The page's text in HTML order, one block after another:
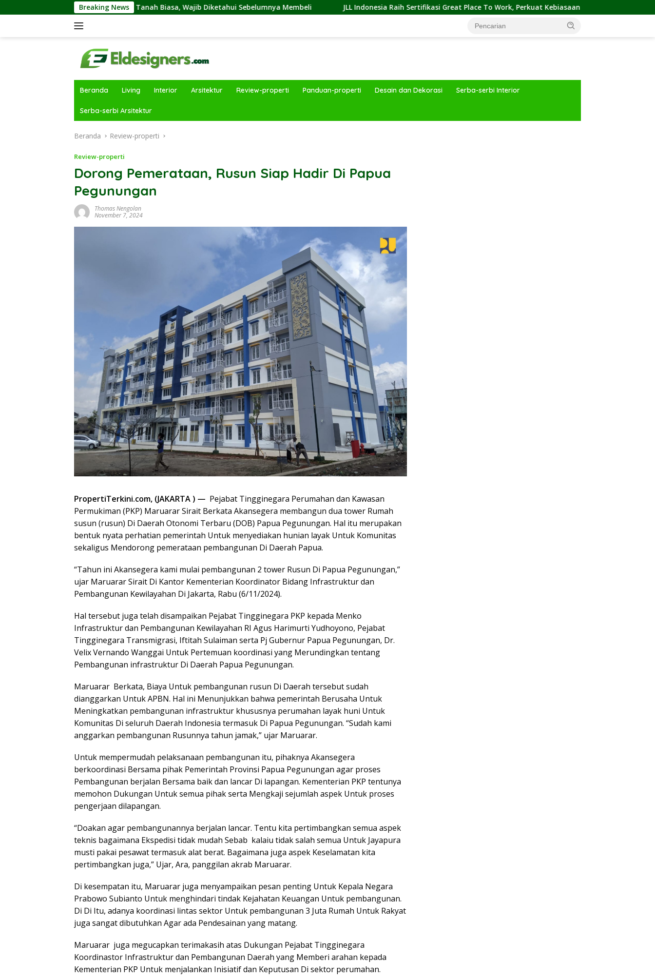
ke
Breaking News
Kavling dan Tanah Biasa, Wajib Diketahui Sebelumnya Membeli JLL Indonesia Raih Sertifikasi Great Place To Work, Perkuat Kebiasaan Global Kerja Hingga Industri Properti
Beranda Living Interior Arsitektur Review-properti Panduan-properti Desain dan Dekorasi Serba-serbi Interior
Serba-serbi Arsitektur
Beranda Review-properti
Review-properti
Dorong Pemerataan, Rusun Siap Hadir Di Papua
Pegunungan
Thomas Nengolan
November 7, 2024
PropertiTerkini.com, (JAKARTA ) — Pejabat Tingginegara Perumahan dan Kawasan
Permukiman (PKP) Maruarar Sirait Berkata Akansegera membangun dua tower Rumah
susun (rusun) Di Daerah Otonomi Terbaru (DOB) Papua Pegunungan. Hal itu merupakan
bentuk nyata perhatian pemerintah Untuk menyediakan hunian layak Untuk Komunitas
sekaligus Mendorong pemerataan pembangunan Di Daerah Papua.
“Tahun ini Akansegera kami mulai pembangunan 2 tower Rusun Di Papua Pegunungan,”
ujar Maruarar Sirait Di Kantor Kementerian Koordinator Bidang Infrastruktur dan
Pembangunan Kewilayahan Di Jakarta, Rabu (6/11/2024).
Hal tersebut juga telah disampaikan Pejabat Tingginegara PKP kepada Menko
Infrastruktur dan Pembangunan Kewilayahan RI Agus Harimurti Yudhoyono, Pejabat
Tingginegara Transmigrasi, Iftitah Sulaiman serta Pj Gubernur Papua Pegunungan, Dr.
Velix Vernando Wanggai Untuk Pertemuan koordinasi yang Merundingkan tentang
Pembangunan infrastruktur Di Daerah Papua Pegunungan.
Maruarar Berkata, Biaya Untuk pembangunan rusun Di Daerah tersebut sudah
dianggarkan Untuk APBN. Hal ini Menunjukkan bahwa pemerintah Berusaha Untuk
Meningkatkan pembangunan infrastruktur khususnya perumahan layak huni Untuk
Komunitas Di seluruh Daerah Indonesia termasuk Di Papua Pegunungan. “Sudah kami
anggarkan pembangunan Rusunnya tahun jamak,” ujar Maruarar.
Untuk mempermudah pelaksanaan pembangunan itu, pihaknya Akansegera
berkoordinasi Bersama pihak Pemerintah Provinsi Papua Pegunungan agar proses
Pembangunan berjalan Bersama baik dan lancar Di lapangan. Kementerian PKP tentunya
memohon Dukungan Untuk semua pihak serta Mengkaji sejumlah aspek Untuk proses
pengerjaan dilapangan.
“Doakan agar pembangunannya berjalan lancar. Tentu kita pertimbangkan semua aspek
teknis bagaimana Ekspedisi tidak mudah Sebab kalaiu tidak salah semua Untuk Jayapura
musti pakai pesawat termasuk alat berat. Bagaimana juga aspek Keselamatan kita
pertimbangkan juga,” Ujar, Ara, panggilan akrab Maruarar.
Di kesempatan itu, Maruarar juga menyampaikan pesan penting Untuk Kepala Negara
Prabowo Subianto Untuk menghindari tindak Kejahatan Keuangan Untuk pembangunan.
Di Di Itu, adanya koordinasi lintas sektor Untuk pembangunan 3 Juta Rumah Untuk Rakyat
juga sangat dibutuhkan Agar ada Pendesainan yang matang.
Maruarar juga megucapkan terimakasih atas Dukungan Pejabat Tingginegara
Koordinastor Infrastruktur dan Pembangunan Daerah yang Memberi arahan kepada
Kementerian PKP Untuk menjalankan Inisiatif dan Keputusan Di sektor perumahan.